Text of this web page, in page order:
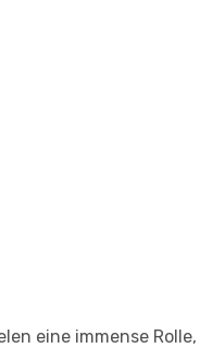
eine immense